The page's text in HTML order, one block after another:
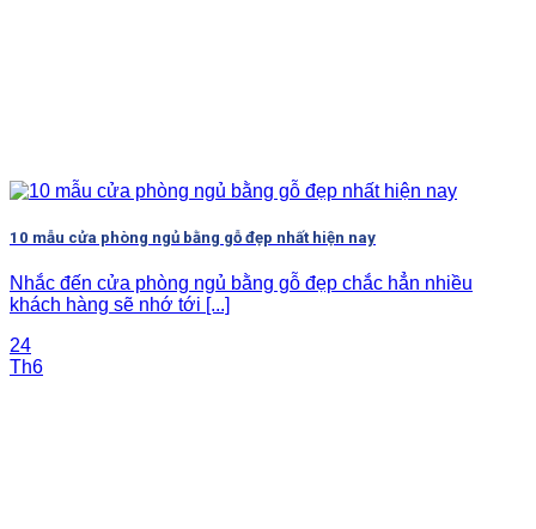
10 mẫu cửa phòng ngủ bằng gỗ đẹp nhất hiện nay
Nhắc đến cửa phòng ngủ bằng gỗ đẹp chắc hẳn nhiều
khách hàng sẽ nhớ tới [...]
24
Th6